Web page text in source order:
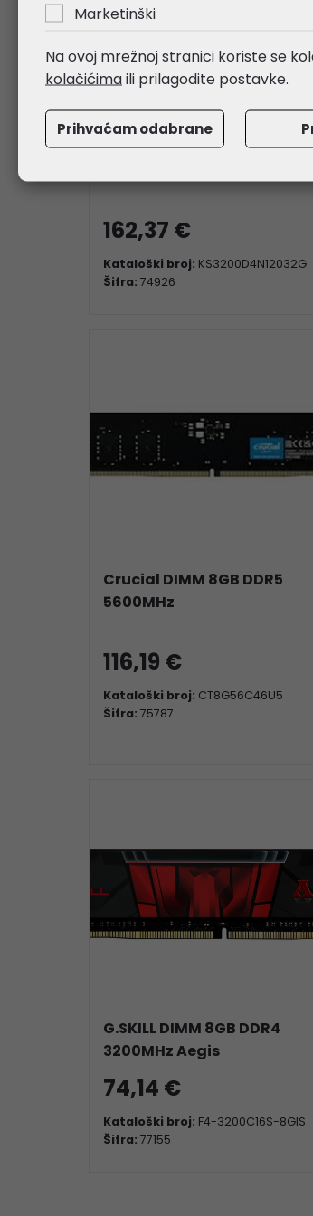
Kingspec SO-DIMM 32GB
162,37 €
Kataloški broj: KS3200D4N12032G
Šifra: 74926
Crucial DIMM 8GB DDR5
5600MHz
116,19 €
Kataloški broj: CT8G56C46U5
Šifra: 75787
G.SKILL DIMM 8GB DDR4
3200MHz Aegis
74,14 €
Kataloški broj: F4-3200C16S-8GIS
Šifra: 77155
Marketinški
Na ovoj mrežnoj stranici koriste se
kolačićimaili prilagodite postavke.
Prihvaćam odabrane